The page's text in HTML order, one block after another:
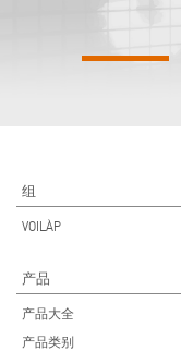
组
VOILÀP
产品
产品大全
产品类别